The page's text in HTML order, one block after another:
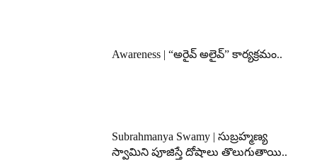
Awareness | “అరైవ్ అలైవ్” కార్యక్రమం..
Subrahmanya Swamy | సుబ్రహ్మణ్య
స్వామిని పూజిస్తే దోషాలు తొలుగుతాయి..